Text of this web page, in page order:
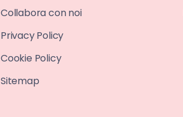
Collabora con noi
Privacy Policy
Cookie Policy
Sitemap